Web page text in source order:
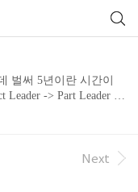
벌써 5년이란 시간이
Leader -> Part Leader 등
데 이제는 Tech Traini
입니다. 작년 까지
Next